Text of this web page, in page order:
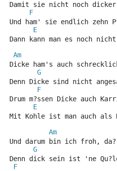
Damit sie nicht noch
F
Und ham' sie endlich zehn
E
Dann kann man es noch
Am
Dicke ham's auch
G
Denn Dicke sind nicht
F
Drum m?ssen Dicke auch
E
Mit Kohle ist man auch als
Am
Und darum bin ich froh,
G
Denn dick sein ist 'ne
F